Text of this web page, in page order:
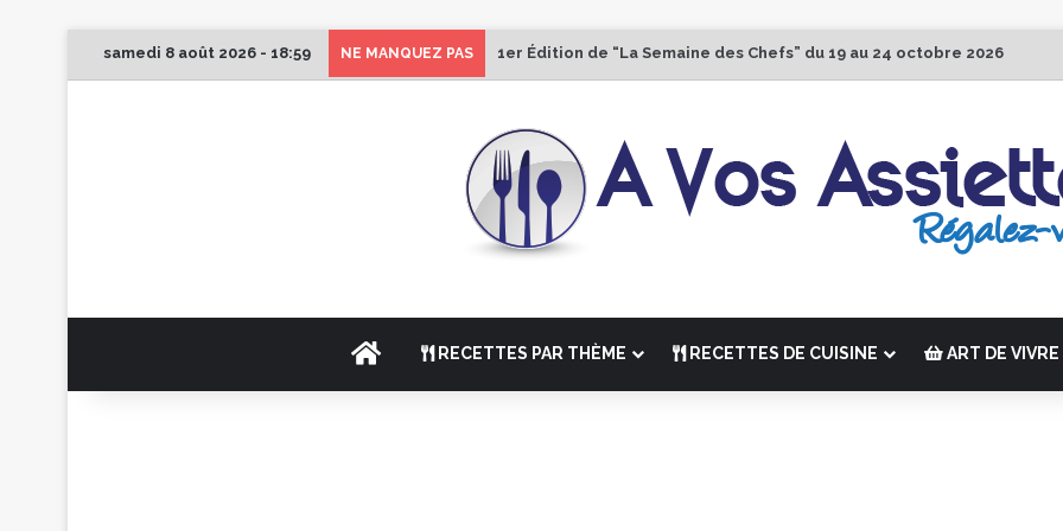
samedi 8 août 2026 - 18:59 NE MANQUEZ PAS 1er Édition de “La Semaine des Chefs” du 19 au 24 octobre 2026
ACCUEILRECETTES PAR THÈME RECETTES DE CUISINE ART DE VIVRE